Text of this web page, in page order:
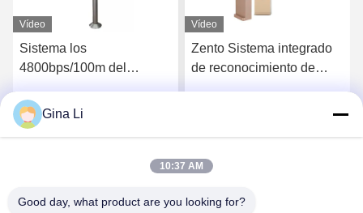
Vídeo
Sistema los
4800bps/100m del
LPR para la seguridad del
camino
Vídeo
Zento Sistema integrado
de reconocimiento de
sistema
Gina Li
10:37 AM
Good day, what product are you looking for?